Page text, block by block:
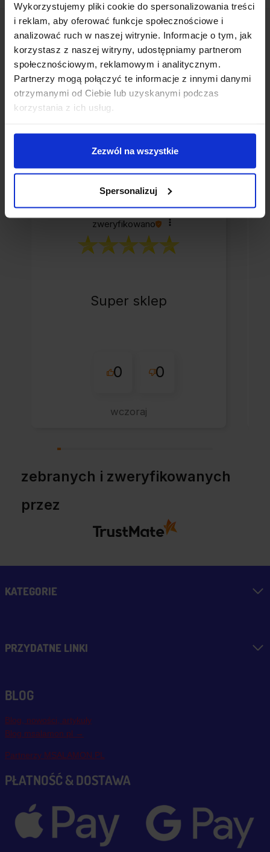
Wykorzystujemy pliki cookie do spersonalizowania treści
i reklam, aby oferować funkcje społecznościowe i
analizować ruch w naszej witrynie. Informacje o tym, jak
korzystasz z naszej witryny, udostępniamy partnerom
społecznościowym, reklamowym i analitycznym.
Partnerzy mogą połączyć te informacje z innymi danymi
otrzymanymi od Ciebie lub uzyskanymi podczas
korzystania z ich usług.
Zezwól na wszystkie
Spersonalizuj
5.0
Ocena
Na podstawie
8418opinii
z całego
okresu
Kamil
zweryfikowano
Super sklep
0 0
wczoraj
zebranych i zweryfikowanych
przez
KATEGORIE
PRZYDATNE LINKI
BLOG
Blog, nowości, artykuły
Blog msalamon.pl →
Partnerzy MSALAMON.PL
PŁATNOŚĆ & DOSTAWA